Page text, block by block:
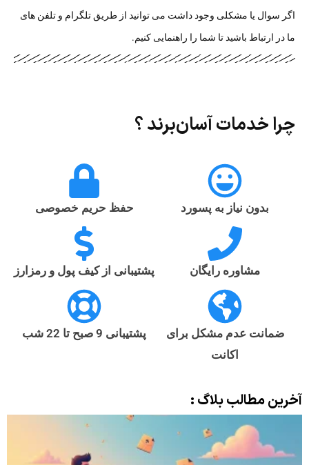
اگر سوال یا مشکلی وجود داشت می توانید از طریق تلگرام و تلفن های
ما در ارتباط باشید تا شما را راهنمایی کنیم.
چرا خدمات آسان‌برند ؟
بدون نیاز به پسورد حفظ حریم خصوصی
مشاوره رایگان پشتیبانی از کیف پول و رمزارز
ضمانت عدم مشکل برای
اکانت
پشتیبانی 9 صبح تا 22 شب
آخرین مطالب بلاگ :